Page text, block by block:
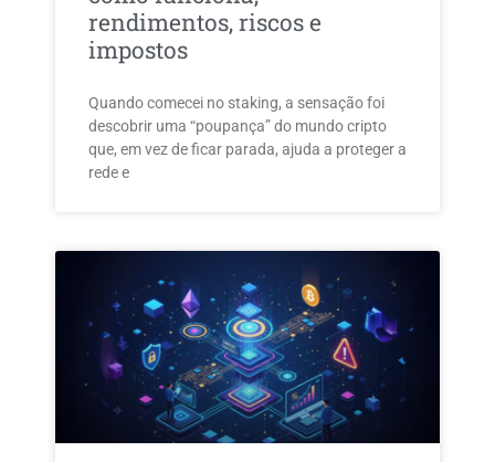
rendimentos, riscos e
impostos
Quando comecei no staking, a sensação foi
descobrir uma “poupança” do mundo cripto
que, em vez de ficar parada, ajuda a proteger a
rede e